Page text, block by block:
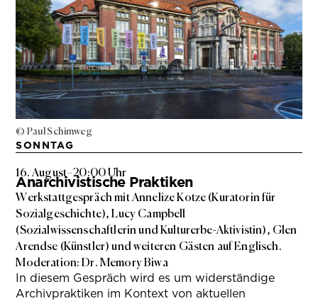
© Paul Schimweg
SONNTAG
16. August–20:00 Uhr
Anarchivistische Praktiken
Werkstattgespräch mit Annelize Kotze (Kuratorin für
Sozialgeschichte), Lucy Campbell
(Sozialwissenschaftlerin und Kulturerbe-Aktivistin), Glen
Arendse (Künstler) und weiteren Gästen auf Englisch.
Moderation: Dr. Memory Biwa
In diesem Gespräch wird es um widerständige
Archivpraktiken im Kontext von aktuellen